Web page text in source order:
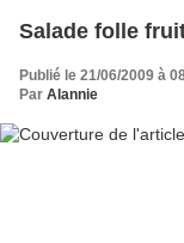
Salade folle
Publié le 21/06/2009 à
Par Alannie